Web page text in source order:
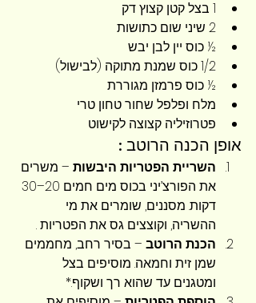
1 בצל קטן קצוץ דק
2 שיני שום כתושות
½ כוס יין לבן יבש
1/2 כוס שמנת מתוקה (לבישול)
½ כוס פרמזן מגוררת
מלח ופלפל שחור טחון טרי
פטרוזיליה קצוצה לקישוט
אופן הכנה הרוטב :
השריית הפטריות היבשות – משרים
דקות. מסננים, שומרים את מי
ההשריה, וקוצצים גס את הפטריות .
הכנת הרוטב – בסיר רחב, מחממים
שמן זית וחמאה. מוסיפים בצל
ומטגנים עד שהוא רך ושקוף.*